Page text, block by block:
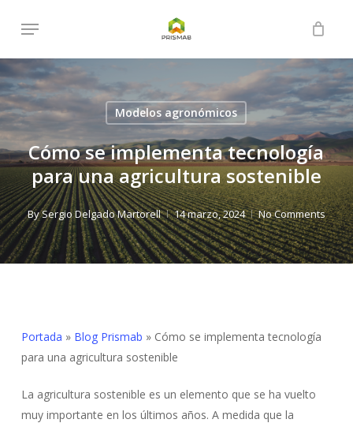
content
Menu
Close
Modelos agronómicos
Cómo se implementa tecnología
para una agricultura sostenible
BySergio Delgado Martorell 14 marzo, 2024 No Comments
Portada » Blog Prismab » Cómo se implementa tecnología
para una agricultura sostenible
La agricultura sostenible es un elemento que se ha vuelto
muy importante en los últimos años. A medida que la